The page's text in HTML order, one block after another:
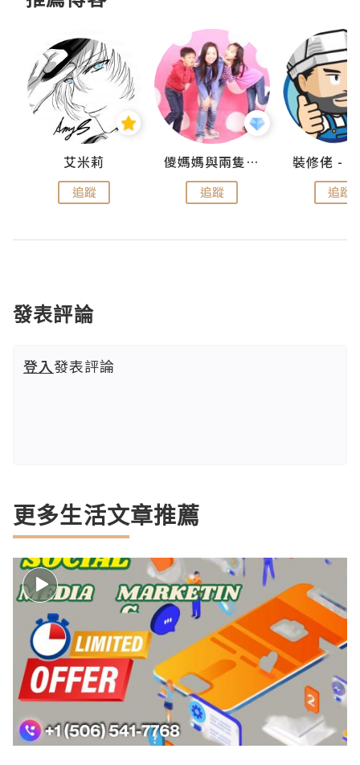
艾米莉
追蹤
儍媽媽與兩隻小魔怪之家
追蹤 追蹤
發表評論
登入發表評論
更多生活文章推薦